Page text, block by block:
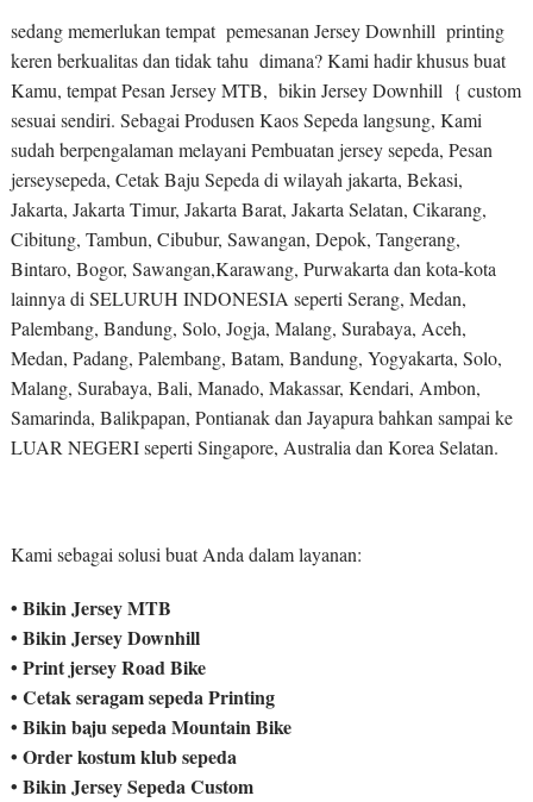
sedang memerlukan tempat pemesanan Jersey Downhill printing
keren berkualitas dan tidak tahu dimana? Kami hadir khusus buat
Kamu, tempat Pesan Jersey MTB, bikin Jersey Downhill { custom
sesuai sendiri. Sebagai Produsen Kaos Sepeda langsung, Kami
sudah berpengalaman melayani Pembuatan jersey sepeda, Pesan
jerseysepeda, Cetak Baju Sepeda di wilayah jakarta, Bekasi,
Jakarta, Jakarta Timur, Jakarta Barat, Jakarta Selatan, Cikarang,
Cibitung, Tambun, Cibubur, Sawangan, Depok, Tangerang,
Bintaro, Bogor, Sawangan,Karawang, Purwakarta dan kota-kota
lainnya di SELURUH INDONESIA seperti Serang, Medan,
Palembang, Bandung, Solo, Jogja, Malang, Surabaya, Aceh,
Medan, Padang, Palembang, Batam, Bandung, Yogyakarta, Solo,
Malang, Surabaya, Bali, Manado, Makassar, Kendari, Ambon,
Samarinda, Balikpapan, Pontianak dan Jayapura bahkan sampai ke
LUAR NEGERI seperti Singapore, Australia dan Korea Selatan.
Kami sebagai solusi buat Anda dalam layanan:
• Bikin Jersey MTB
• Bikin Jersey Downhill
• Print jersey Road Bike
• Cetak seragam sepeda Printing
• Bikin baju sepeda Mountain Bike
• Order kostum klub sepeda
• Bikin Jersey Sepeda Custom